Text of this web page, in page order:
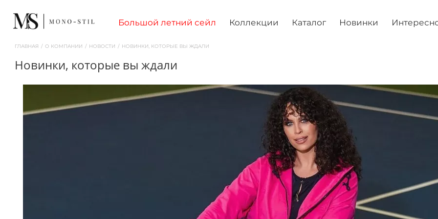
Большой летний сейл Коллекции Каталог Новинки
ГЛАВНАЯ / О КОМПАНИИ / НОВОСТИ / НОВИНКИ, КОТОРЫЕ ВЫ ЖДАЛИ
новинки, которые вы ждали